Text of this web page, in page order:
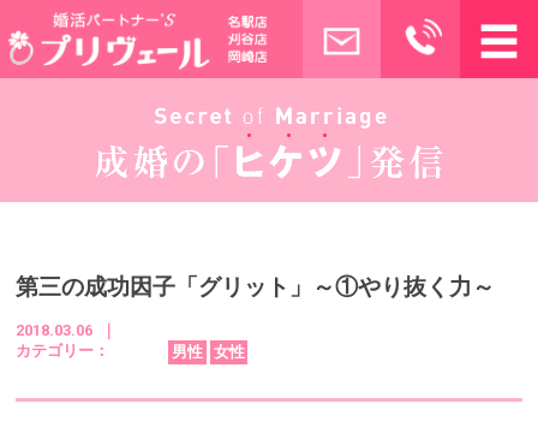
第三の成功因子「グリット」～①やり抜く力～
2018.03.06 ｜
カテゴリー：
男性 女性